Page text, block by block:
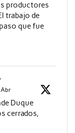
productores
trabajo de
que fue
Abr
Duque
cerrados,